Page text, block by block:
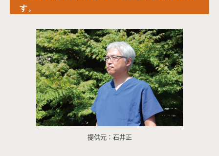
す。
提供元：石井正